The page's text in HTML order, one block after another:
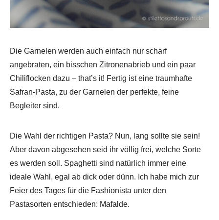
Die Garnelen werden auch einfach nur scharf
angebraten, ein bisschen Zitronenabrieb und ein paar
Chiliflocken dazu – that’s it! Fertig ist eine traumhafte
Safran-Pasta, zu der Garnelen der perfekte, feine
Begleiter sind.
Die Wahl der richtigen Pasta? Nun, lang sollte sie sein!
Aber davon abgesehen seid ihr völlig frei, welche Sorte
es werden soll. Spaghetti sind natürlich immer eine
ideale Wahl, egal ab dick oder dünn. Ich habe mich zur
Feier des Tages für die Fashionista unter den
Pastasorten entschieden: Mafalde.